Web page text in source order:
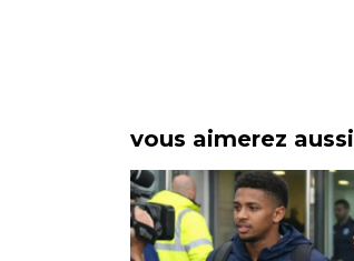
vous aimerez aussi